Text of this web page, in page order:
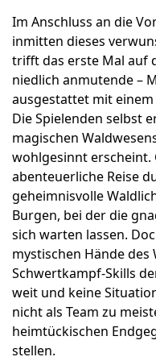
Im Anschluss an die
inmitten dieses
trifft das erste Mal auf
niedlich anmutende –
ausgestattet mit
Die Spielenden selbst
magischen
wohlgesinnt erscheint.
abenteuerliche Reise
geheimnisvolle
Burgen, bei der die
sich warten lassen.
mystischen Hände
Schwertkampf-Skills
weit und keine
nicht als Team zu
heimtückischen
stellen.